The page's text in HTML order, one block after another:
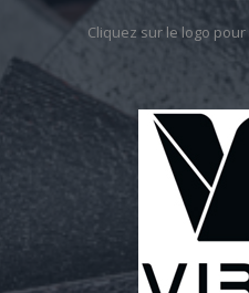
Cliquez sur le logo